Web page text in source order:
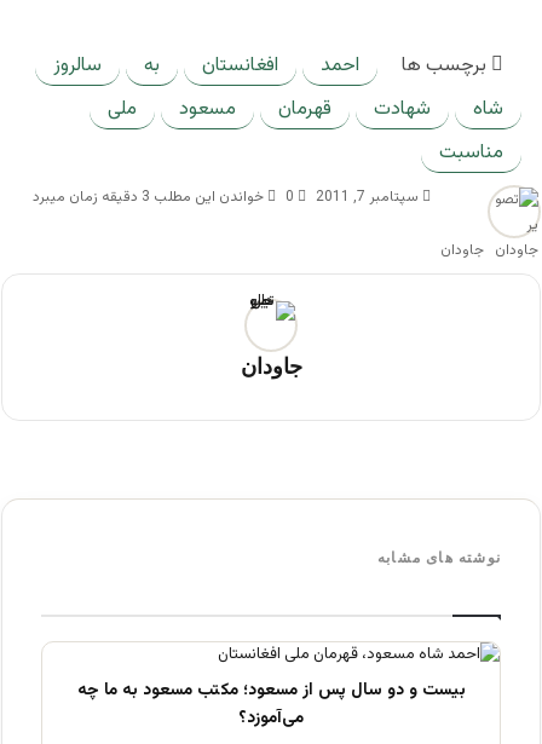
برچسب ها احمد افغانستان به
سالروز
شاه
شهادت قهرمان مسعود
ملی
مناسبت
جاودان
سپتامبر 7, 2011 0 خواندن این مطلب 3 دقیقه زمان میبرد
جاودان
نوشته های مشابه